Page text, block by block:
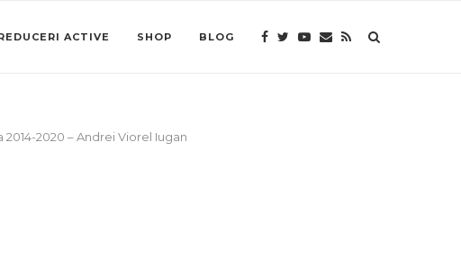
ACTIVE SHOP BLOG
2020 – Andrei Viorel Iugan